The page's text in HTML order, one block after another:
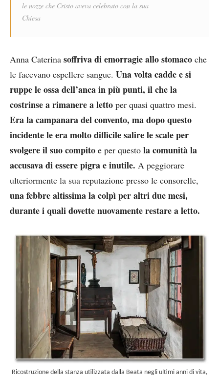
le nozze che Cristo aveva celebrato con la sua
Chiesa
Anna Caterina soffriva di emorragie allo stomaco che
le facevano espellere sangue. Una volta cadde e si
ruppe le ossa dell’anca in più punti, il che la
costrinse a rimanere a letto per quasi quattro mesi.
Era la campanara del convento, ma dopo questo
incidente le era molto difficile salire le scale per
svolgere il suo compito e per questo la comunità la
accusava di essere pigra e inutile. A peggiorare
ulteriormente la sua reputazione presso le consorelle,
una febbre altissima la colpì per altri due mesi,
durante i quali dovette nuovamente restare a letto.
Ricostruzione della stanza utilizzata dalla Beata negli ultimi anni di vita,